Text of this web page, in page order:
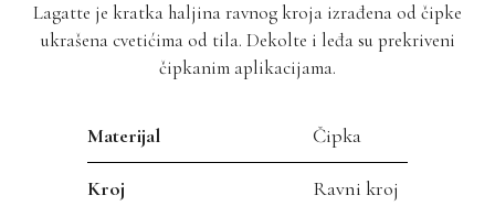
Lagatte je kratka haljina ravnog kroja izrađena od čipke
ukrašena cvetićima od tila. Dekolte i leđa su prekriveni
čipkanim aplikacijama.
Materijal Čipka
Kroj Ravni kroj